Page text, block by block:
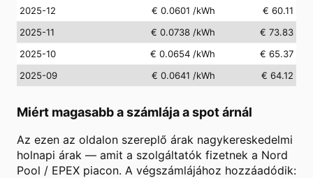
2025-12
€ 0.0601 /kWh
€ 60.11
2025-11
€ 0.0738 /kWh
€ 73.83
2025-10
€ 0.0654 /kWh
€ 65.37
2025-09
€ 0.0641 /kWh € 64.12
Miért magasabb a számlája a spot árnál
Az ezen az oldalon szereplő árak nagykereskedelmi
holnapi árak — amit a szolgáltatók fizetnek a Nord
Pool / EPEX piacon. A végszámlájához hozzáadódik: